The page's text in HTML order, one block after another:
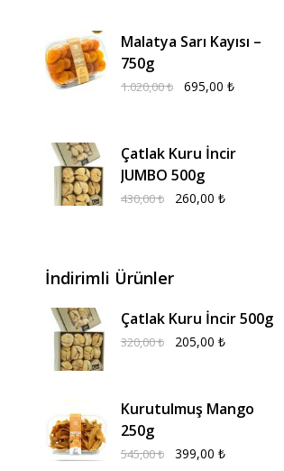
Malatya Sarı Kayısı –
750g
1.020,00₺ 695,00 ₺
Çatlak Kuru İncir
JUMBO 500g
430,00₺ 260,00 ₺
İndirimli Ürünler
Çatlak Kuru İncir 500g
320,00₺ 205,00 ₺
Kurutulmuş Mango
250g
545,00₺ 399,00 ₺